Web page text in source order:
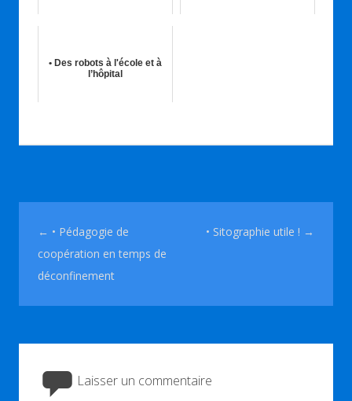
• Des robots à l'école et à
l’hôpital
Navigation des articles
← • Pédagogie de
coopération en temps de
déconfinement
• Sitographie utile ! →
Laisser un commentaire